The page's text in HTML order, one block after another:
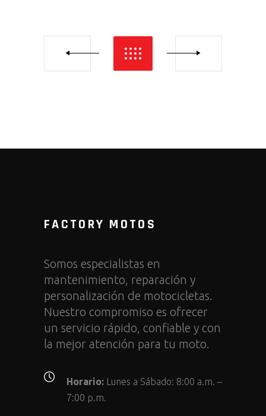
FACTORY MOTOS
Somos especialistas en
mantenimiento, reparación y
personalización de motocicletas.
Nuestro compromiso es ofrecer
un servicio rápido, confiable y con
la mejor atención para tu moto.
Horario: Lunes a Sábado: 8:00 a.m. –
7:00 p.m.